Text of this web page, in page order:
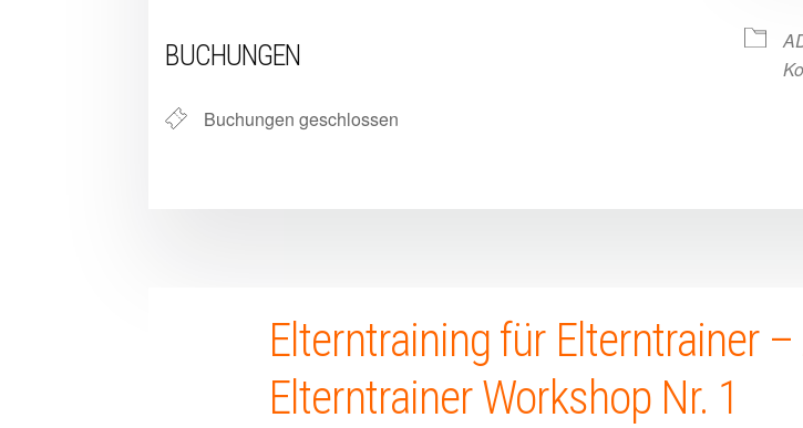
BUCHUNGEN
Buchungen geschlossen
Elterntraining für Elterntrainer
Elterntrainer Workshop Nr. 1